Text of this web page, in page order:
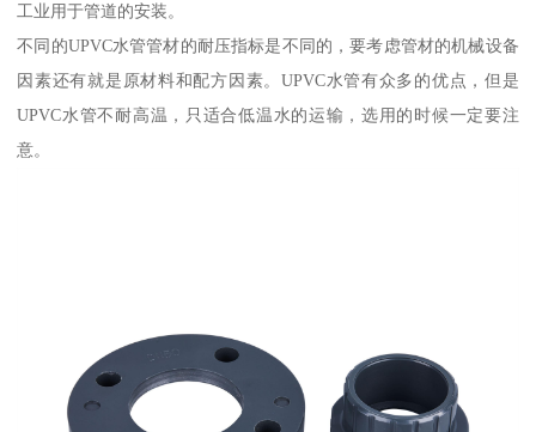
工业用于管道的安装。
不同的UPVC水管管材的耐压指标是不同的，要考虑管材的机械设备
因素还有就是原材料和配方因素。UPVC水管有众多的优点，但是
UPVC水管不耐高温，只适合低温水的运输，选用的时候一定要注
意。